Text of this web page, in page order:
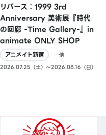
リバース：1999 3rd
Anniversary 美術展『時代
の回廊 -Time Gallery-』in
animate ONLY SHOP
アニメイト新宿
…他
2026.07.25（土）〜2026.08.16（日）